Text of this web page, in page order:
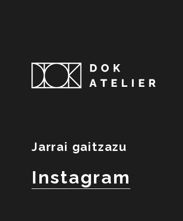
Jarrai gaitzazu
Instagram